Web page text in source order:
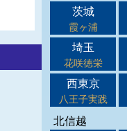
茨城
霞ヶ浦
埼玉
花咲徳栄
西東京
八王子実践
北信越